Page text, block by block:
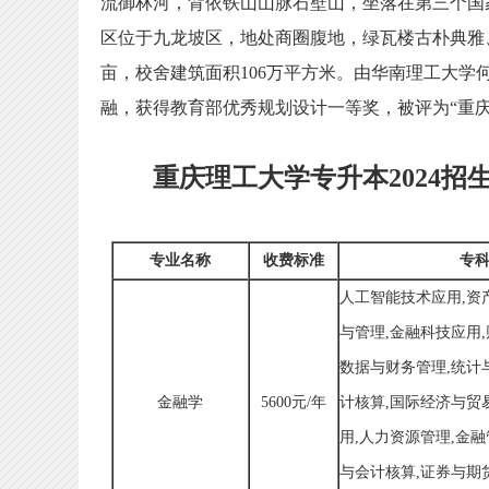
区位于九龙坡区，地处商圈腹地，绿瓦楼古朴典
亩，校舍建筑面积106万平方米。由华南理工大
融，获得教育部优秀规划设计一等奖，被评为“重
重庆理工大学专升本2024招
专业名称 收费标准 专
金融学 5600元/年
人工智能技术应用,资
与管理,金融科技应用
数据与财务管理,统计
计核算,国际经济与贸
用,人力资源管理,金
与会计核算,证券与期